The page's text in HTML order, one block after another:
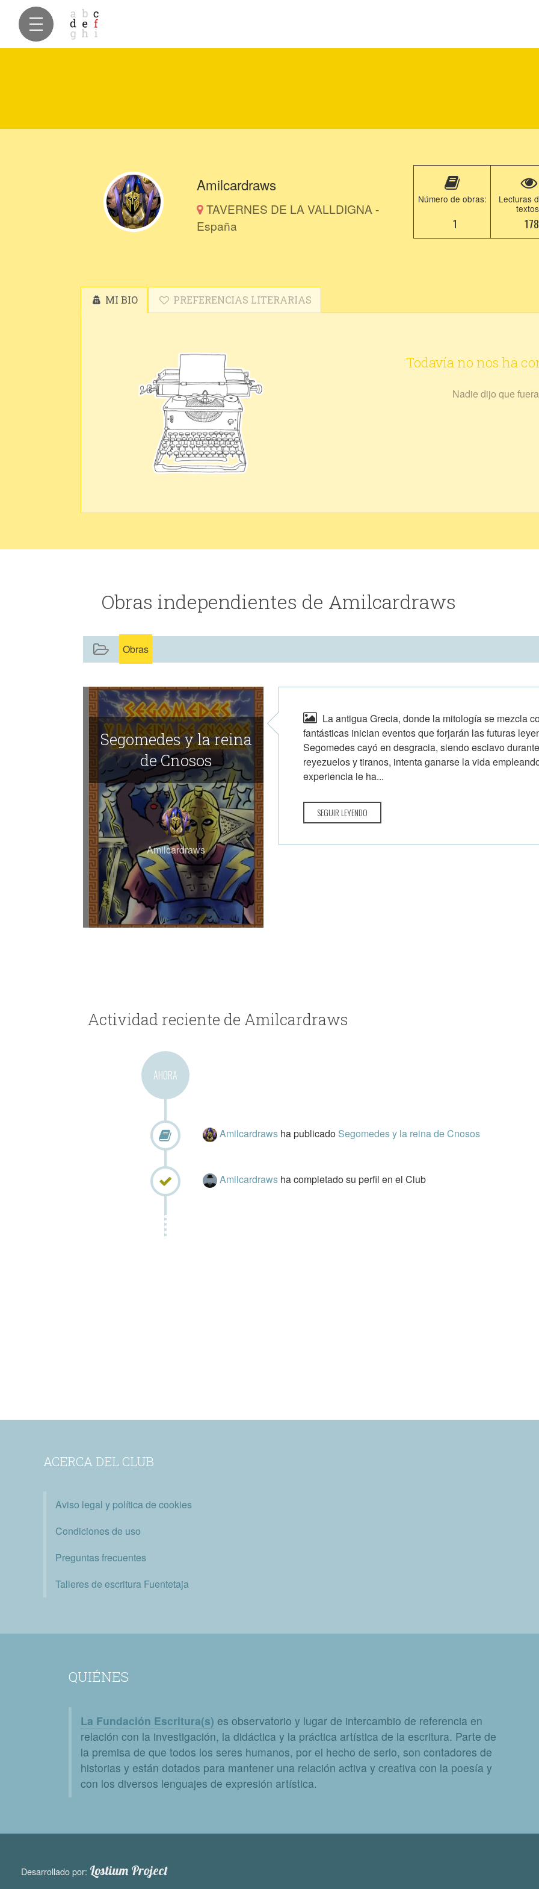
Amilcardraws
TAVERNES DE LA VALLDIGNA -
España
Número de obras:
1
Lecturas
178
MI BIO PREFERENCIAS LITERARIAS
Todavía no nos ha
Nadie dijo que
Obras independientes de Amilcardraws
Obras
Segomedes y la reina
de Cnosos
Amilcardraws
La antigua Grecia, donde la mitología se mezcla
fantásticas inician eventos que forjarán las futuras
Segomedes cayó en desgracia, siendo esclavo
reyezuelos y tiranos, intenta ganarse la vida
experiencia le ha...
SEGUIR LEYENDO
Actividad reciente de Amilcardraws
AHORA
Amilcardraws ha publicado Segomedes y la reina de Cnosos
Amilcardrawsha completado su perfil en el Club
ACERCA DEL CLUB
Aviso legal y política de cookies
Condiciones de uso
Preguntas frecuentes
Talleres de escritura Fuentetaja
QUIÉNES
La Fundación Escritura(s) es observatorio y lugar de intercambio de referencia en
relación con la investigación, la didáctica y la práctica artística de la escritura. Parte de
la premisa de que todos los seres humanos, por el hecho de serlo, son contadores de
historias y están dotados para mantener una relación activa y creativa con la poesía y
con los diversos lenguajes de expresión artística.
Desarrollado por: Lostium Project